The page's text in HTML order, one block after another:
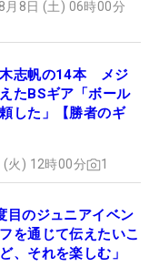
月8日 (土) 06時00分
志帆の14本 メジ
たBSギア「ボール
した」【勝者のギ
火) 12時00分 1
目のジュニアイベン
を通じて伝えたいこ
、それを楽しむ」